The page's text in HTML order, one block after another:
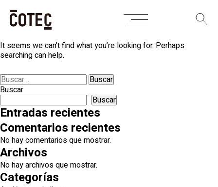
SkipNothing Found
It seems we can’t find what you’re looking for. Perhaps
searching can help.
Buscar:
Buscar
Buscar
Entradas recientes
Comentarios recientes
No hay comentarios que mostrar.
Archivos
No hay archivos que mostrar.
Categorías